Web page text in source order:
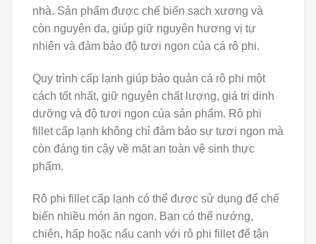
nhà. Sản phẩm được chế biến sạch xương và
còn nguyên da, giúp giữ nguyên hương vị tự
nhiên và đảm bảo độ tươi ngon của cá rô phi.
Quy trình cấp lạnh giúp bảo quản cá rô phi một
cách tốt nhất, giữ nguyên chất lượng, giá trị dinh
dưỡng và độ tươi ngon của sản phẩm. Rô phi
fillet cấp lạnh không chỉ đảm bảo sự tươi ngon mà
còn đáng tin cậy về mặt an toàn vệ sinh thực
phẩm.
Rô phi fillet cấp lạnh có thể được sử dụng để chế
biến nhiều món ăn ngon. Bạn có thể nướng,
chiên, hấp hoặc nấu canh với rô phi fillet để tận